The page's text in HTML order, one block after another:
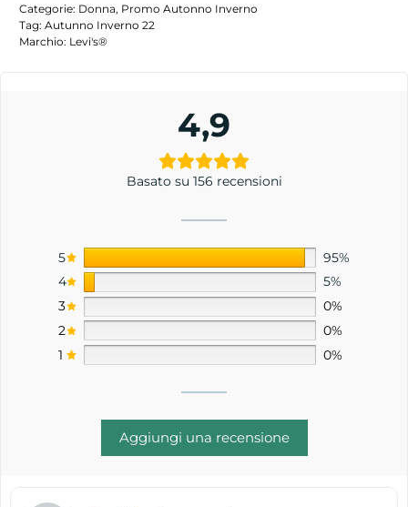
Categorie: Donna, Promo Autonno Inverno
Tag: Autunno Inverno 22
Marchio: Levi's®
4,9
Basato su 156 recensioni
5
95%
4
5%
3
0%
2
0%
1
0%
Aggiungi una recensione